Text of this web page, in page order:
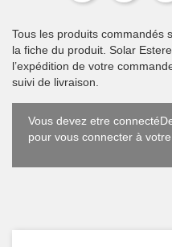
Tous les produits commandés
la fiche du produit. Solar
l’expédition de votre
suivi de livraison.
Vous devez etre
pour vous connecter à